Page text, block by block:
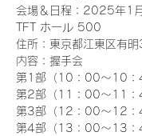
会場＆日程：2025年1
TFT ホール 500
住所：東京都江東区有
内容：握手会
第1部（10：00～10：
第2部（11：00～11：
第3部（12：00～12：
第4部（13：00～13：